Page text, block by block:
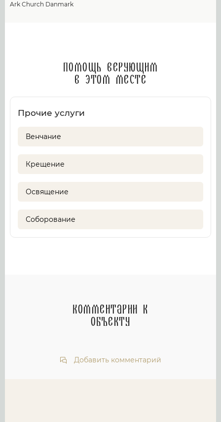
Ark Church Danmark
Помощь верующим
в этом месте
Прочие услуги
Венчание
Крещение
Освящение
Соборование
Комментарии к
объекту
Добавить комментарий